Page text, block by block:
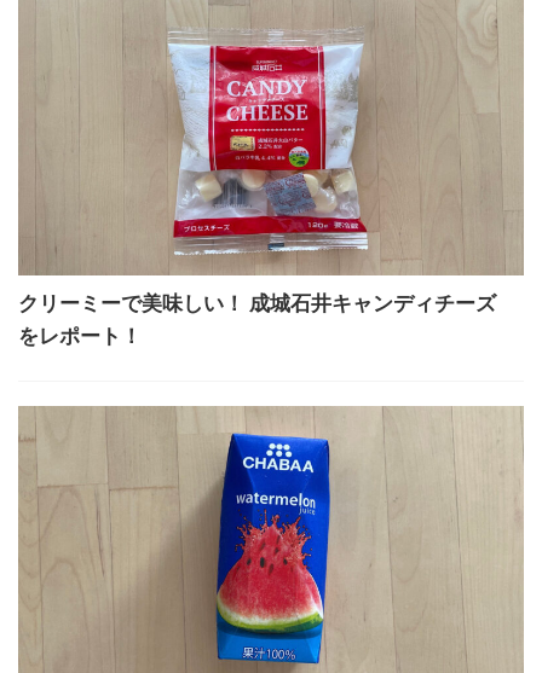
クリーミーで美味しい！ 成城石井キャンディチーズ
をレポート！